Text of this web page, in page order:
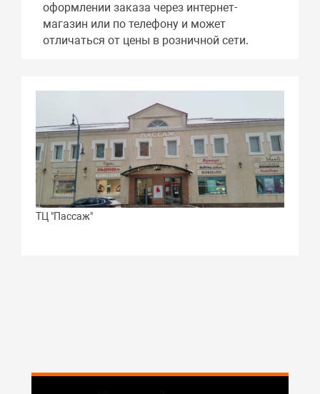
оформлении заказа через интернет-
магазин или по телефону и может
отличаться от цены в розничной сети.
ТЦ "Пассаж"